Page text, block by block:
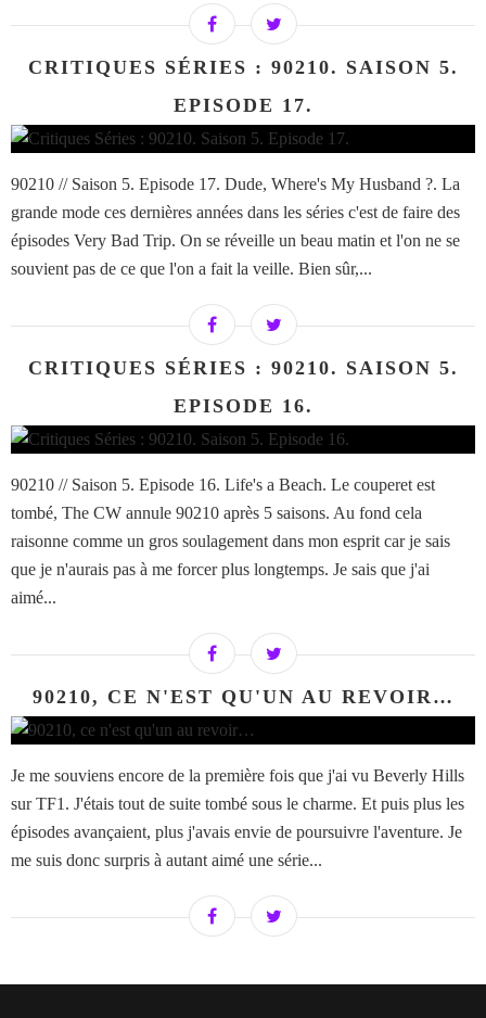
CRITIQUES SÉRIES : 90210. SAISON 5.
EPISODE 17.
90210 // Saison 5. Episode 17. Dude, Where's My Husband ?. La
grande mode ces dernières années dans les séries c'est de faire des
épisodes Very Bad Trip. On se réveille un beau matin et l'on ne se
souvient pas de ce que l'on a fait la veille. Bien sûr,...
CRITIQUES SÉRIES : 90210. SAISON 5.
EPISODE 16.
90210 // Saison 5. Episode 16. Life's a Beach. Le couperet est
tombé, The CW annule 90210 après 5 saisons. Au fond cela
raisonne comme un gros soulagement dans mon esprit car je sais
que je n'aurais pas à me forcer plus longtemps. Je sais que j'ai
aimé...
90210, CE N'EST QU'UN AU REVOIR…
Je me souviens encore de la première fois que j'ai vu Beverly Hills
sur TF1. J'étais tout de suite tombé sous le charme. Et puis plus les
épisodes avançaient, plus j'avais envie de poursuivre l'aventure. Je
me suis donc surpris à autant aimé une série...